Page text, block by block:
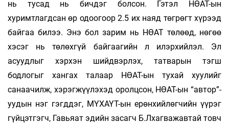
нь тусад нь бичдэг болсон. Гэтэл НӨАТ-ын
хуримтлагдсан өр одоогоор 2.5 их наяд төгрөгт хүрээд
байгаа билээ. Энэ бол зарим нь НӨАТ төлөөд, нөгөө
хэсэг нь төлөхгүй байгаагийн л илэрхийлэл. Эл
асуудлыг хэрхэн шийдвэрлэх, татварын тэгш
бодлогыг хангах талаар НӨАТ-ын тухай хуулийг
санаачилж, хэрэгжүүлэхэд оролцсон, НӨАТ-ын “автор”-
уудын нэг гэгддэг, МҮХАҮТ-ын ерөнхийлөгчийн үүрэг
гүйцэтгэгч, Гавьяат эдийн засагч Б.Лхагважавтай товч